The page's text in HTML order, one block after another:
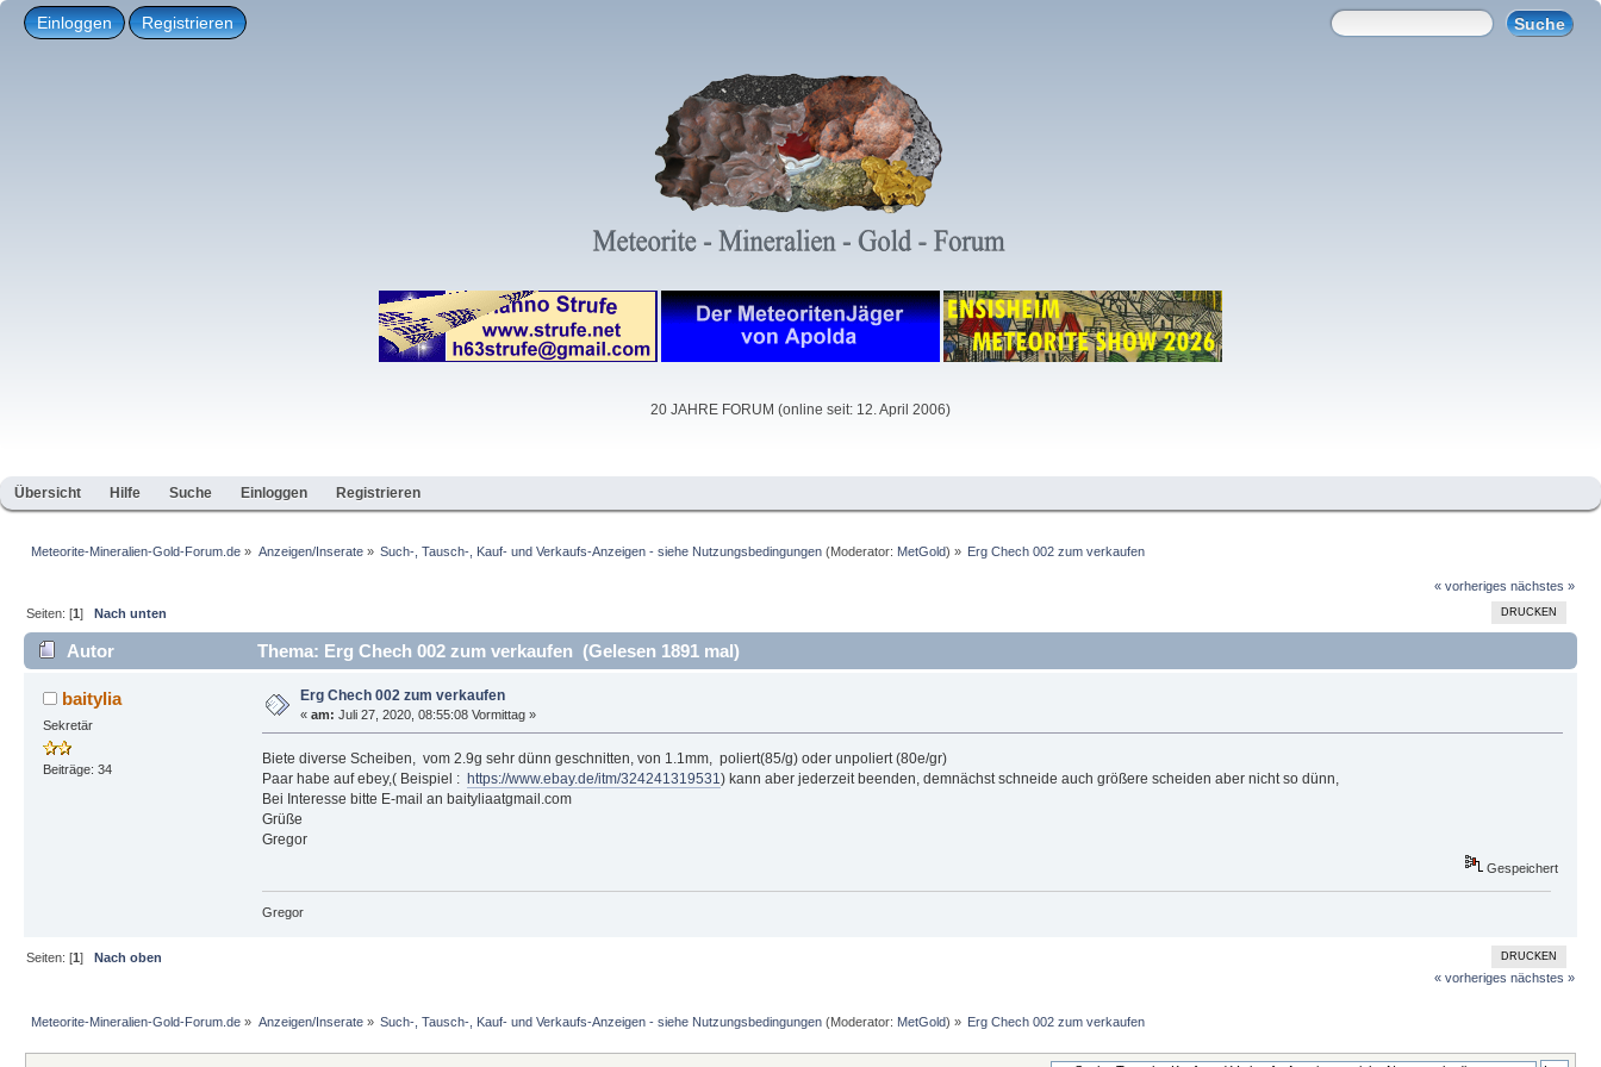
Einloggen Registrieren
20 JAHRE FORUM (online seit: 12. April 2006)
Übersicht Hilfe Suche Einloggen Registrieren
Meteorite-Mineralien-Gold-Forum.de » Anzeigen/Inserate» Such-, Tausch-, Kauf- und Verkaufs-Anzeigen - siehe Nutzungsbedingungen(Moderator: MetGold) » Erg Chech 002 zum verkaufen
« vorheriges nächstes »
DRUCKEN
Seiten: [1]Nach unten
Autor Thema: Erg Chech 002 zum verkaufen (Gelesen 1891 mal)
baitylia
Sekretär
Beiträge: 34
Erg Chech 002 zum verkaufen
« am: Juli 27, 2020, 08:55:08 Vormittag »
Biete diverse Scheiben, vom 2.9g sehr dünn geschnitten, von 1.1mm, poliert(85/g) oder unpoliert (80e/gr)
Paar habe auf ebey,( Beispiel : https://www.ebay.de/itm/324241319531 ) kann aber jederzeit beenden, demnächst schneide auch größere scheiden aber nicht so dünn,
Bei Interesse bitte E-mail an baityliaatgmail.com
Grüße
Gregor
Gespeichert
Gregor
DRUCKEN
Seiten: [1]Nach oben
« vorheriges nächstes »
Meteorite-Mineralien-Gold-Forum.de » Anzeigen/Inserate» Such-, Tausch-, Kauf- und Verkaufs-Anzeigen - siehe Nutzungsbedingungen(Moderator: MetGold) » Erg Chech 002 zum verkaufen